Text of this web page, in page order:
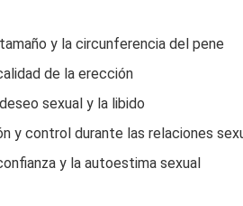
y la circunferencia del pene
de la erección
sexual y la libido
y control durante las relaciones
y la autoestima sexual